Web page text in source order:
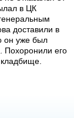
в ЦК
доставили в
он уже был
Похоронили его